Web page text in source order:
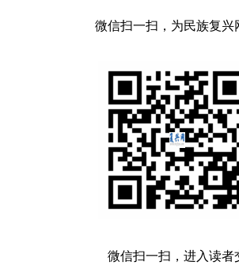
微信扫一扫，为民族复兴
微信扫一扫，进入读者